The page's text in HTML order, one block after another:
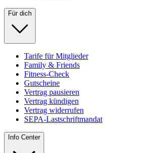
Für dich
Tarife für Mitglieder
Family & Friends
Fitness-Check
Gutscheine
Vertrag pausieren
Vertrag kündigen
Vertrag widerrufen
SEPA-Lastschriftmandat
Info Center